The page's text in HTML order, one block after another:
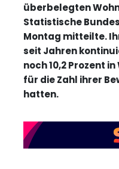
überbelegten
Statistische
Montag mitteilte.
seit Jahren
noch 10,2 Prozent
für die Zahl ihrer
hatten.